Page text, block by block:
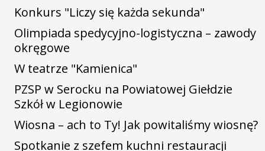
Konkurs "Liczy się każda sekunda"
Olimpiada spedycyjno-logistyczna – zawody
okręgowe
W teatrze "Kamienica"
PZSP w Serocku na Powiatowej Giełdzie
Szkół w Legionowie
Wiosna – ach to Ty! Jak powitaliśmy wiosnę?
Spotkanie z szefem kuchni restauracji